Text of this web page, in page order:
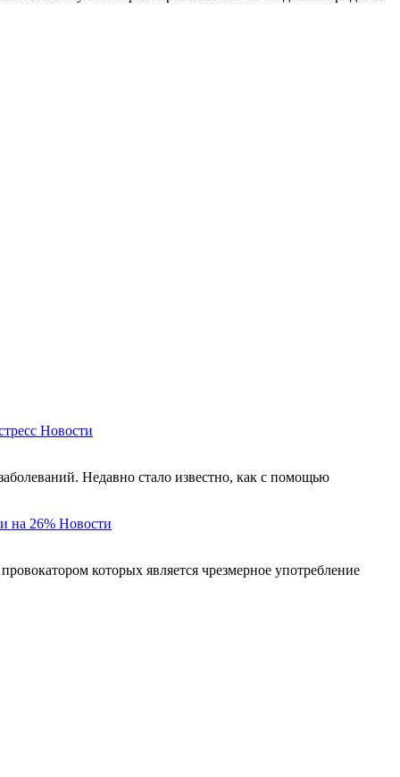
Новости
Недавно стало известно, как с помощью
на 26% Новости
которых является чрезмерное употребление